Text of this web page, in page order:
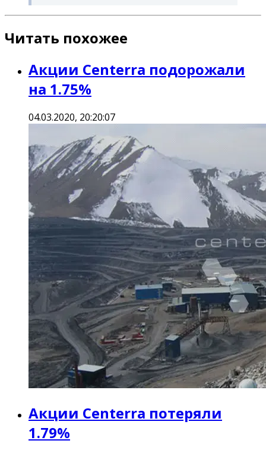
Читать похожее
Акции Centerra подорожали
на 1.75%
04.03.2020, 20:20:07
Акции Centerra потеряли
1.79%